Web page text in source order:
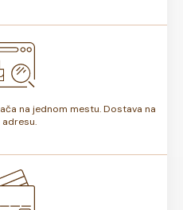
na jednom mestu. Dostava na
adresu.